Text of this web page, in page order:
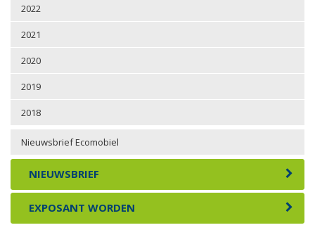
2022
2021
2020
2019
2018
Nieuwsbrief Ecomobiel
NIEUWSBRIEF
EXPOSANT WORDEN